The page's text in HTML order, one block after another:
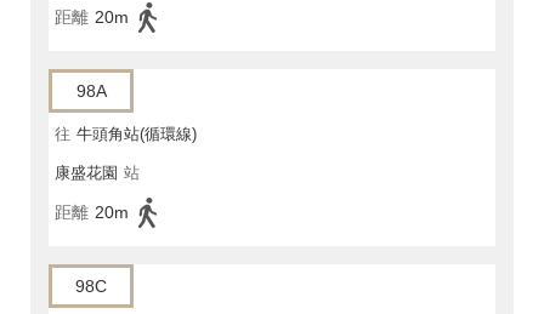
距離 20m
98A
往 牛頭角站(循環線)
康盛花園 站
距離 20m
98C